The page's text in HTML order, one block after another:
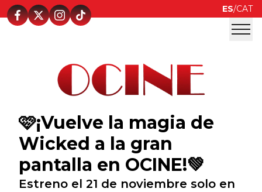
ES/CAT
🩷¡Vuelve la magia de
Wicked a la gran
pantalla en OCINE!💚
Estreno el 21 de noviembre solo en